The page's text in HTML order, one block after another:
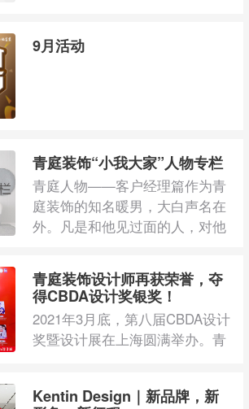
9月活动
青庭装饰“小我大家”人物专栏
青庭人物——客户经理篇作为青
庭装饰的知名暖男，大白声名在
外。凡是和他见过面的人，对他
青庭装饰设计师再获荣誉，夺
得CBDA设计奖银奖！
2021年3月底，第八届CBDA设计
奖暨设计展在上海圆满举办。青
Kentin Design｜新品牌，新